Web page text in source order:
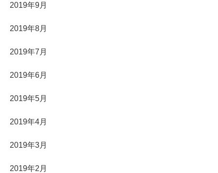
2019年9月
2019年8月
2019年7月
2019年6月
2019年5月
2019年4月
2019年3月
2019年2月